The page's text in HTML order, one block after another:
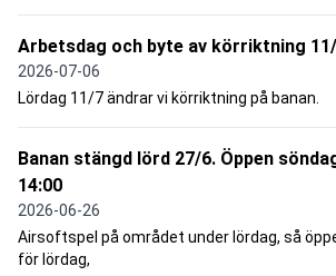
Arbetsdag och byte av körriktning
2026-07-06
Lördag 11/7 ändrar vi körriktning på banan.
Banan stängd lörd 27/6. Öppen
14:00
2026-06-26
Airsoftspel på området under lördag, så
för lördag,